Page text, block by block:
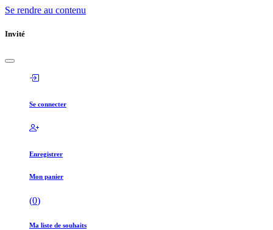
Se rendre au contenu
Invité
Se connecter
Enregistrer
Mon panier
(0)
Ma liste de souhaits